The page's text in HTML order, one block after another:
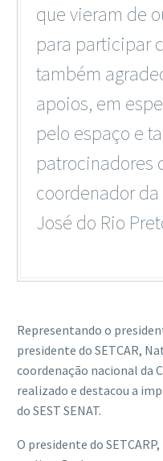
que vieram de
para participar
também
apoios, em
pelo espaço e
patrocinadores
coordenador da
José do Rio
Representando o
presidente do SETCAR,
coordenação nacional da
realizado e destacou a
do SEST SENAT.
O presidente do